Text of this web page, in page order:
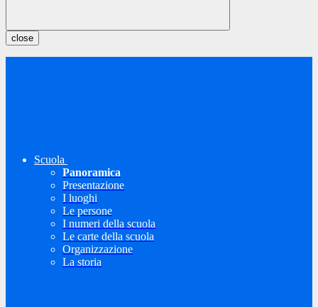
close
Scuola
Panoramica
Presentazione
I luoghi
Le persone
I numeri della scuola
Le carte della scuola
Organizzazione
La storia